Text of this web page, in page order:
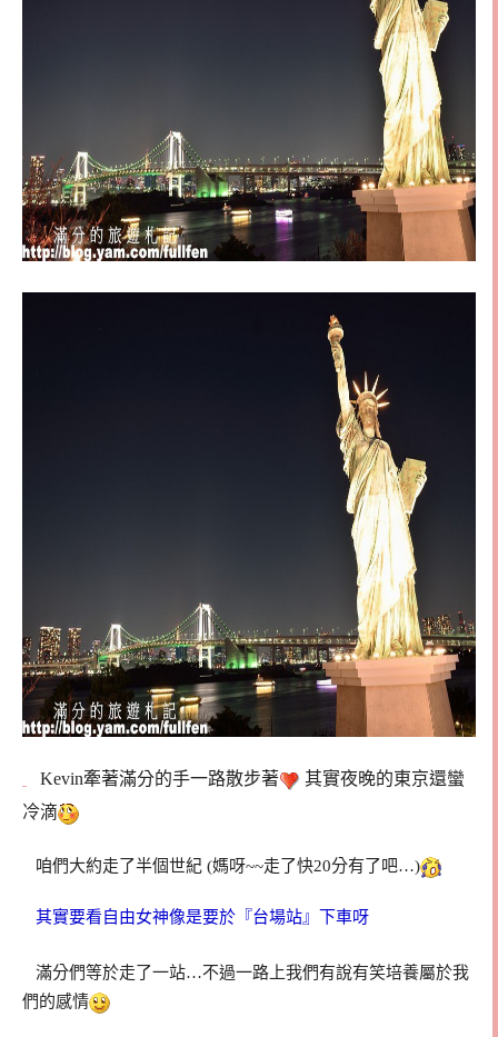
Kevin牽著滿分的手一路散步著
其實夜晚的東京還蠻
冷滴
咱們大約走了半個世紀 (媽呀~~走了快20分有了吧…)
其實要看自由女神像是要於『台場站』下車呀
滿分們等於走了一站…不過一路上我們有說有笑培養屬於我
們的感情